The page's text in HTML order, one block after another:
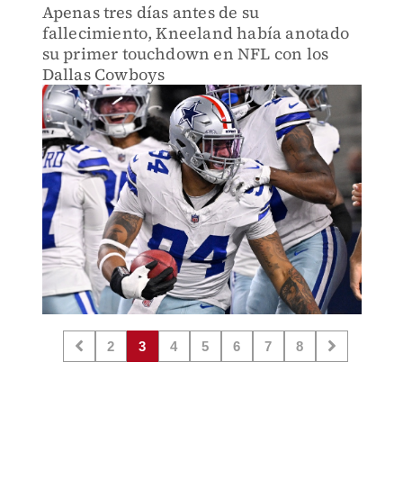
Apenas tres días antes de su
fallecimiento, Kneeland había anotado
su primer touchdown en NFL con los
Dallas Cowboys
2 3 4 5 6 7 8